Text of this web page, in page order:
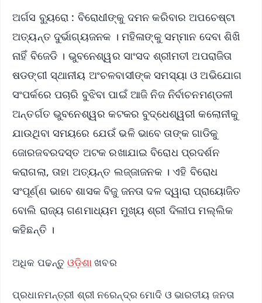
ଅର୍ଗସ ବ୍ୟୁରୋ : ବିରୋଧୀଙ୍କୁ ଦମନ କରିବାର ଅପଚେଷ୍ଟା
ଅତ୍ୟନ୍ତ ଦୁର୍ଭାଗ୍ୟଜନକ । ମହିଳାଙ୍କୁ ସମ୍ମାନ ଦେବା ଶିଖି
ନାହିଁ ବିଜେଡି । ଭୁବନେଶ୍ୱର ସାଂସଦ ଶ୍ରୀମତୀ ଅପରାଜିତା
ଷଡଙ୍ଗୀ ସ୍ଥାନୀୟ ଅଂଚଳବାସୀଙ୍କ ସମସ୍ୟା ଓ ଅଭିଯୋଗ
ସଂପର୍କରେ ପଚାରି ବୁଝିବା ପାଇଁ ଆଜି ନିଜ ନିର୍ବାଚନମଣ୍ଡଳୀ
ଅନ୍ତର୍ଗତ ଭୁବନେଶ୍ୱର କଟକର ବୁଦ୍ଧେଶ୍ୱରୀ କଲୋନୀକୁ
ଯାଉଥିବା ସମୟରେ ଯେଉଁ ଭଳି ଭାବେ ତାଙ୍କ ଗାଡିକୁ
ଜୋରଜବରଦସ୍ତ ଅଟକ ରଖାଯାଇ ବିରୋଧ ପ୍ରଦର୍ଶନ
କରାଗଲା, ତାହା ଅତ୍ୟନ୍ତ ଲଜ୍ଜାଜନକ । ଏହି ବିରୋଧ
ସଂପୂର୍ଣ୍ଣ ଭାବେ ଶାସକ ବିଜୁ ଜନତା ଦଳ ଦ୍ୱାରା ପ୍ରାୟୋଜିତ
ବୋଲି ରାଜ୍ୟ ଗଣମାଧ୍ୟମ ମୁଖ୍ୟ ଶ୍ରୀ ଦିଲୀପ ମଲ୍ଲିକ
କହିଛନ୍ତି ।
ଅଧିକ ପଢନ୍ତୁ ଓଡ଼ିଶା ଖବର
ପ୍ରଧାନମନ୍ତ୍ରୀ ଶ୍ରୀ ନରେନ୍ଦ୍ର ମୋଦି ଓ ଭାରତୀୟ ଜନତା